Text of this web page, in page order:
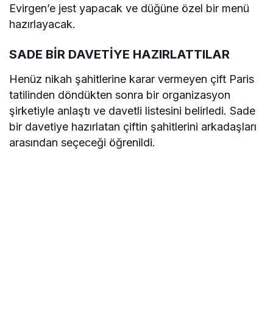
Evirgen’e jest yapacak ve düğüne özel bir menü
hazırlayacak.
SADE BİR DAVETİYE HAZIRLATTILAR
Henüz nikah şahitlerine karar vermeyen çift Paris
tatilinden döndükten sonra bir organizasyon
şirketiyle anlaştı ve davetli listesini belirledi. Sade
bir davetiye hazırlatan çiftin şahitlerini arkadaşları
arasından seçeceği öğrenildi.